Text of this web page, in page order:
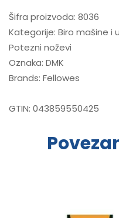
Šifra proizvoda: 8036
Kategorije: Biro mašine i
Potezni noževi
Oznaka: DMK
Brands: Fellowes
GTIN: 043859550425